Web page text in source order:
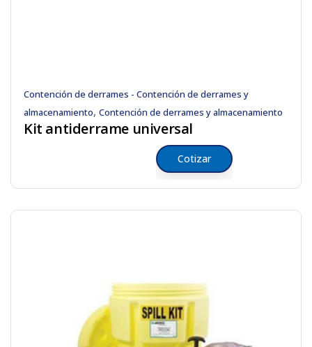
Contención de derrames - Contención de derrames y
almacenamiento, Contención de derrames y almacenamiento
Kit antiderrame universal
Cotizar